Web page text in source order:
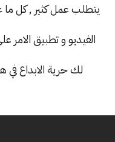
يتطلب عمل كثير , كل
الفيديو و تطبيق الامر
لك حرية الابداع